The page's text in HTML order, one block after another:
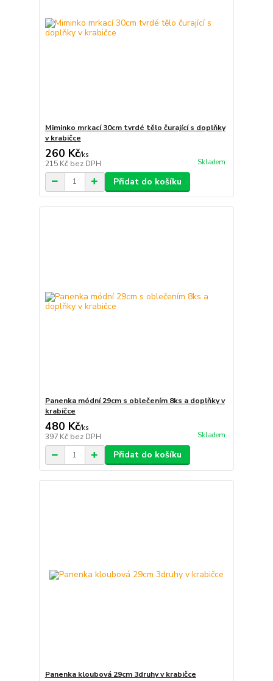
Miminko mrkací 30cm tvrdé tělo čurající s doplňky
v krabičce
260 Kč/ks
215 Kč bez DPH Skladem
Přidat do košíku
Panenka módní 29cm s oblečením 8ks a doplňky v
krabičce
480 Kč/ks
397 Kč bez DPH Skladem
Přidat do košíku
Panenka kloubová 29cm 3druhy v krabičce